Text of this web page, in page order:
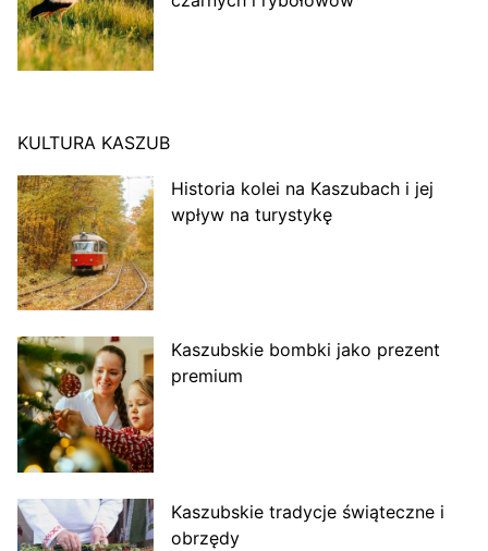
KULTURA KASZUB
Historia kolei na Kaszubach i jej
wpływ na turystykę
Kaszubskie bombki jako prezent
premium
Kaszubskie tradycje świąteczne i
obrzędy